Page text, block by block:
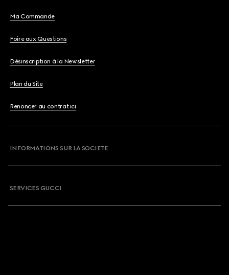
Ma Commande
Foire aux Questions
Désinscription à la Newsletter
Plan du Site
Renoncer au contrat ici
INFORMATIONS SUR LA SOCIETE
SERVICES GUCCI